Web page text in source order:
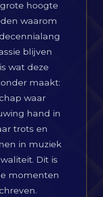
hoogte
waarom
blijven
wat deze
maakt:
waar
hand in
trots en
in muziek
Dit is
momenten